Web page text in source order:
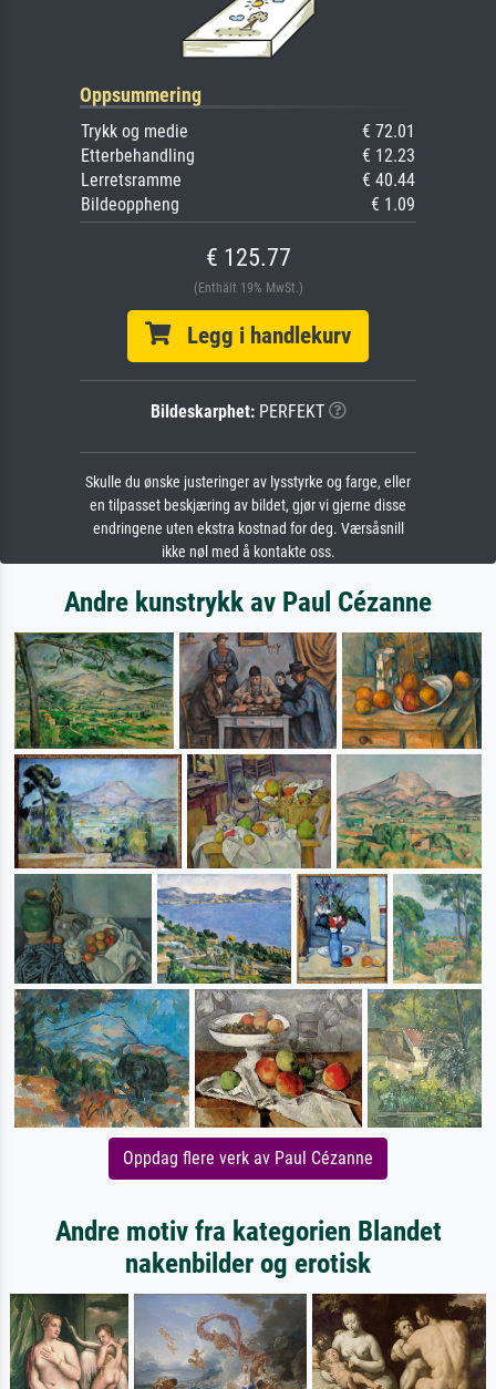
Oppsummering
Trykk og medie
€ 72.01
Etterbehandling
€ 12.23
Lerretsramme
€ 40.44
Bildeoppheng
€ 1.09
€ 125.77
(Enthält 19% MwSt.)
Legg i handlekurv
Bildeskarphet:PERFEKT
Skulle du ønske justeringer av lysstyrke og farge, eller
en tilpasset beskjæring av bildet, gjør vi gjerne disse
endringene uten ekstra kostnad for deg. Værsåsnill
ikke nøl med å kontakte oss.
Andre kunstrykk av Paul Cézanne
Oppdag flere verk av Paul Cézanne
Andre motiv fra kategorien Blandet
nakenbilder og erotisk